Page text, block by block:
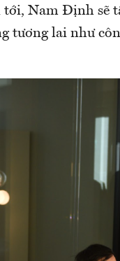
Nam Định sẽ
tương lai như